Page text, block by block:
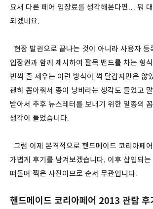
요새 다른 페어 입장료를 생각해본다면… 뭐
되겠네요.
현장 발권으로 끝나는 것이 아니라 사용자 등
입장권과 함께 제시하여 팔목 밴드를 차는 형
번씩 줄 세우는 이런 방식이 썩 달갑지만은 않
괜히 뽑아줘서 종이 낭비라는 생각도 들었고
받아서 추후 뉴스레터를 보내기 위한 일종의
생각이 들었습니다.
그럼 이제 본격적으로 핸드메이드 코리아페
가볍게 후기를 남겨보겠습니다. 이후 삽입되
떠돌며 찍은 사진이므로 순서 무관입니다.
핸드메이드 코리아페어 2013 관람 후